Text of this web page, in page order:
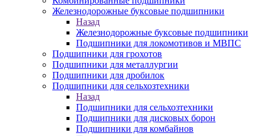
Железнодорожные буксовые подшипники
Назад
Железнодорожные буксовые подшипники
Подшипники для локомотивов и МВПС
Подшипники для грохотов
Подшипники для металлургии
Подшипники для дробилок
Подшипники для сельхозтехники
Назад
Подшипники для сельхозтехники
Подшипники для дисковых борон
Подшипники для комбайнов